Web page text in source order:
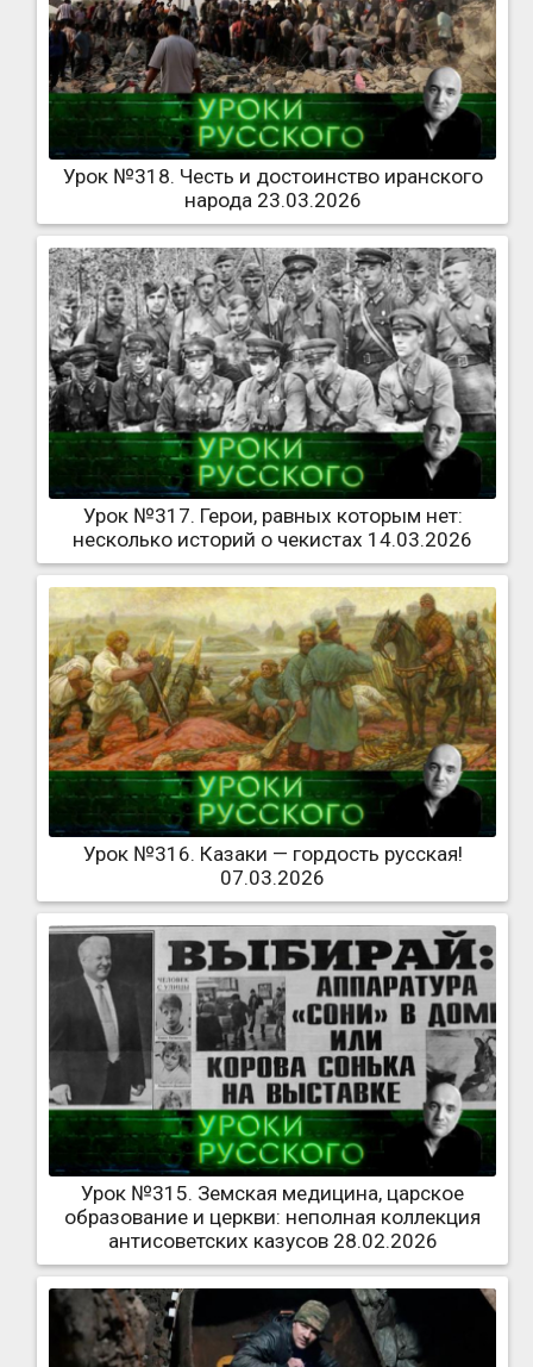
Урок №318. Честь и достоинство иранского
народа 23.03.2026
Урок №317. Герои, равных которым нет:
несколько историй о чекистах 14.03.2026
Урок №316. Казаки — гордость русская!
07.03.2026
Урок №315. Земская медицина, царское
образование и церкви: неполная коллекция
антисоветских казусов 28.02.2026